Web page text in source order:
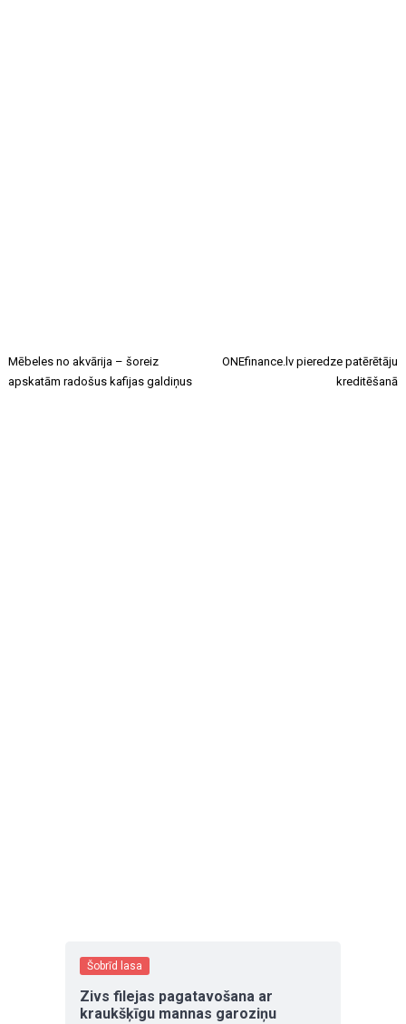
Mēbeles no akvārija – šoreiz
apskatām radošus kafijas galdiņus
ONEfinance.lv pieredze patērētāju
kreditēšanā
Šobrīd lasa
Zivs filejas pagatavošana ar
kraukšķīgu mannas garoziņu